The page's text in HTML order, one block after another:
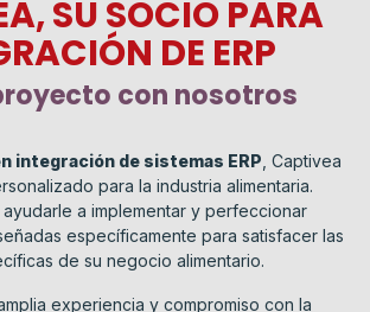
SU SOCIO PARA
DE ERP
con nosotros
integración de sistemas ERP , Captivea
para la industria alimentaria.
ayudarle a implementar y perfeccionar
específicamente para satisfacer las
de su negocio alimentario.
experiencia y compromiso con la